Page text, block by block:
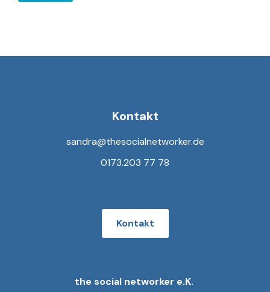
Kontakt
sandra@thesocialnetworker.de
0173.203 77 78
Kontakt
the social networker e.K.